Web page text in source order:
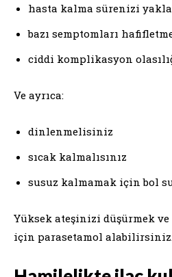
hasta kalma sürenizi
bazı semptomları
ciddi komplikasyon
Ve ayrıca:
dinlenmelisiniz
sıcak kalmalısınız
susuz kalmamak için bol
Yüksek ateşinizi düşürmek
için parasetamol alabilirsiniz.